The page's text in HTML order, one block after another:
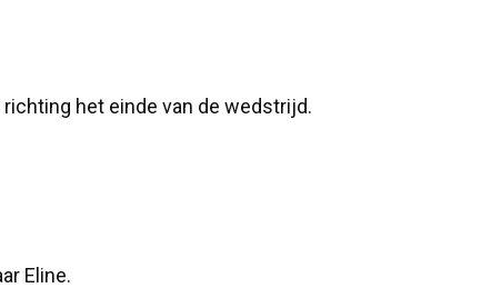
het einde van de wedstrijd.
Eline.